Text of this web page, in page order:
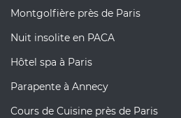
Montgolfière près de Paris
Nuit insolite en PACA
Hôtel spa à Paris
Parapente à Annecy
Cours de Cuisine près de Paris